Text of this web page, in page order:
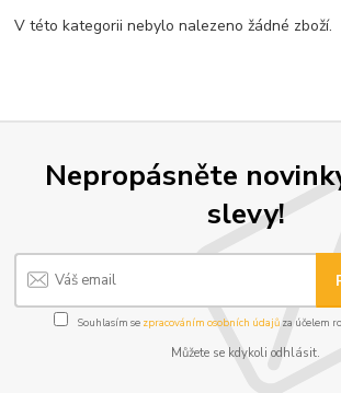
V této kategorii nebylo nalezeno žádné zboží.
Nepropásněte
slevy!
Souhlasím se zpracováním osobních údajůza účelem
Můžete se kdykoli odhlásit.